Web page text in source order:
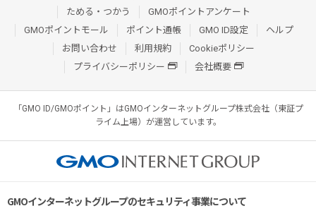
ためる・つかう
GMOポイントアンケート
GMOポイントモール
ポイント通帳 GMO ID設定
ヘルプ
お問い合わせ
利用規約
Cookieポリシー
プライバシーポリシー
会社概要
「GMO ID/GMOポイント」はGMOインターネットグループ株式会社（東証プ
ライム上場）が運営しています。
GMOインターネットグループのセキュリティ事業について